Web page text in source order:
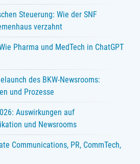
Steuerung: Wie der SNF
verzahnt
Pharma und MedTech in ChatGPT
des BKW-Newsrooms:
und Prozesse
Auswirkungen auf
und Newsrooms
Communications, PR, CommTech,